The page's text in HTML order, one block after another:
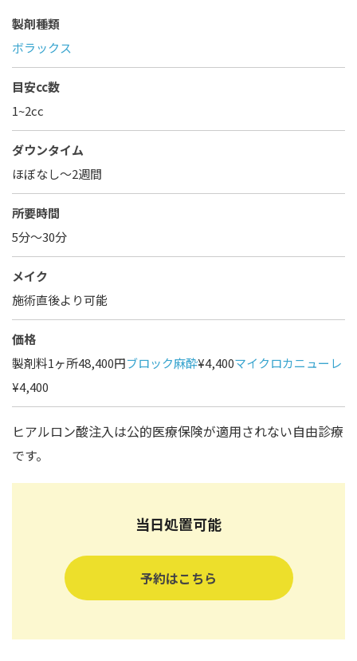
製剤種類
ボラックス
目安cc数
1~2cc
ダウンタイム
ほぼなし〜2週間
所要時間
5分～30分
メイク
施術直後より可能
価格
製剤料1ヶ所48,400円ブロック麻酔¥4,400マイクロカニューレ
¥4,400
ヒアルロン酸注入は公的医療保険が適用されない自由診療
です。
当日処置可能
予約はこちら